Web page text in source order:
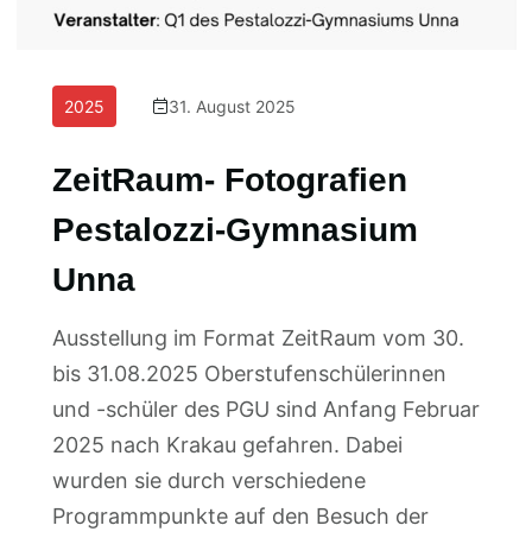
2025 31. August 2025
ZeitRaum- Fotografien
Pestalozzi-Gymnasium
Unna
Ausstellung im Format ZeitRaum vom 30.
bis 31.08.2025 Oberstufenschülerinnen
und -schüler des PGU sind Anfang Februar
2025 nach Krakau gefahren. Dabei
wurden sie durch verschiedene
Programmpunkte auf den Besuch der